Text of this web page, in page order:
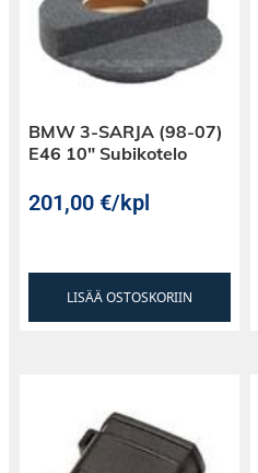
BMW 3-SARJA (98-07)
E46 10″ Subikotelo
201,00€/kpl
LISÄÄ OSTOSKORIIN